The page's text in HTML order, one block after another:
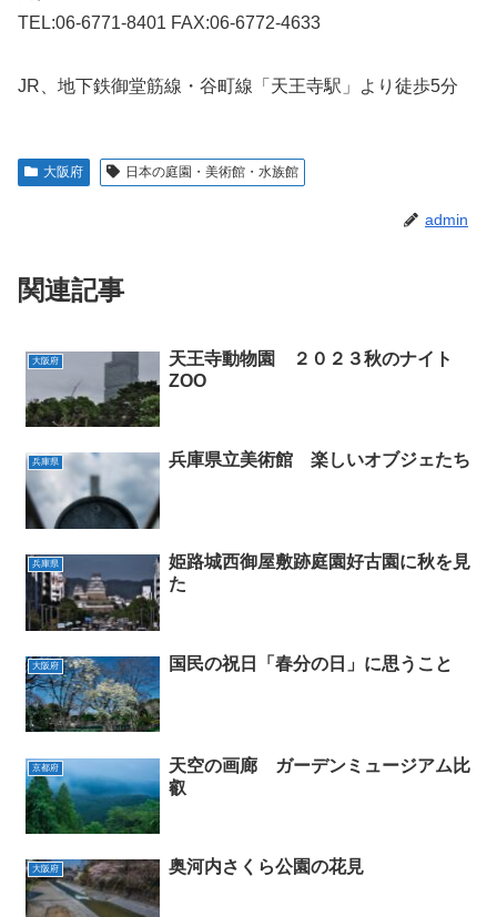
TEL:06-6771-8401 FAX:06-6772-4633
JR、地下鉄御堂筋線・谷町線「天王寺駅」より徒歩5分
大阪府 日本の庭園・美術館・水族館
admin
関連記事
大阪府
天王寺動物園 ２０２３秋のナイト
ZOO
兵庫県 兵庫県立美術館 楽しいオブジェたち
兵庫県
姫路城西御屋敷跡庭園好古園に秋を見
た
大阪府 国民の祝日「春分の日」に思うこと
京都府
天空の画廊 ガーデンミュージアム比
叡
大阪府 奥河内さくら公園の花見